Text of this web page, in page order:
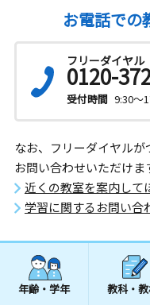
お電話での
フリーダイヤル
0120-
受付時間 9:30～
なお、フリーダイヤル
お問い合わせいただけま
近くの教室を案内して
学習に関するお問い合
年齢・学年 教科・